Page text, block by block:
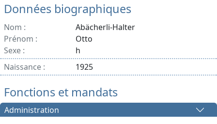
Données biographiques
Nom :
Abächerli-Halter
Prénom :
Otto
Sexe :
h
Naissance :
1925
Fonctions et mandats
Administration